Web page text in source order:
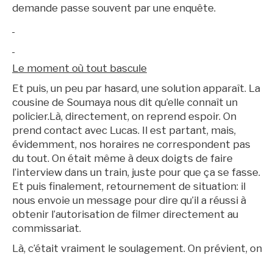
demande passe souvent par une enquête.
Le moment où tout bascule
Et puis, un peu par hasard, une solution apparaît. La
cousine de Soumaya nous dit qu’elle connaît un
policier.Là, directement, on reprend espoir. On
prend contact avec Lucas. Il est partant, mais,
évidemment, nos horaires ne correspondent pas
du tout. On était même à deux doigts de faire
l’interview dans un train, juste pour que ça se fasse.
Et puis finalement, retournement de situation: il
nous envoie un message pour dire qu’il a réussi à
obtenir l’autorisation de filmer directement au
commissariat.
Là, c’était vraiment le soulagement. On prévient, on
BruXitizen
Archives